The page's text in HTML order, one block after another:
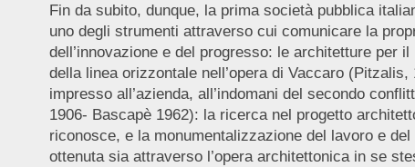
Fin da subito, dunque, la prima società pubblica
uno degli strumenti attraverso cui comunicare la
dell’innovazione e del progresso: le architetture per
della linea orizzontale nell’opera di Vaccaro
impresso all’azienda, all’indomani del secondo
1906- Bascapè 1962): la ricerca nel progetto
riconosce, e la monumentalizzazione del lavoro e
ottenuta sia attraverso l’opera architettonica in se